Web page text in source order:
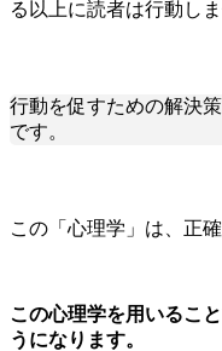
る以上に読者は行動しま
行動を促すための解決
です。
この「心理学」は、正
この心理学を用いるこ
うになります。